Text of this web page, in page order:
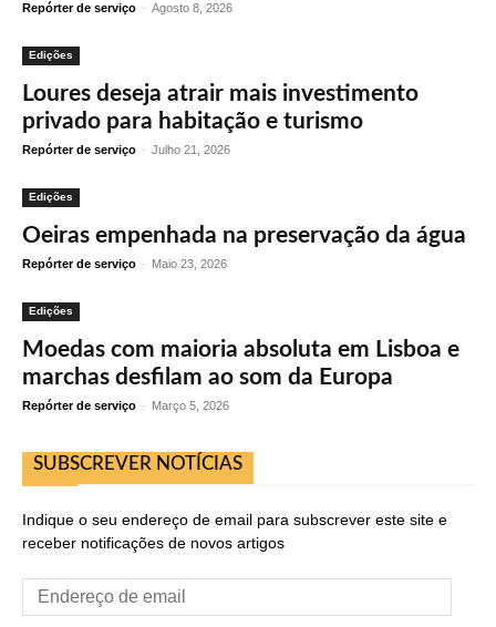
Repórter de serviço - Agosto 8, 2026
Edições
Loures deseja atrair mais investimento
privado para habitação e turismo
Repórter de serviço - Julho 21, 2026
Edições
Oeiras empenhada na preservação da água
Repórter de serviço - Maio 23, 2026
Edições
Moedas com maioria absoluta em Lisboa e
marchas desfilam ao som da Europa
Repórter de serviço - Março 5, 2026
SUBSCREVER NOTÍCIAS
Indique o seu endereço de email para subscrever este site e
receber notificações de novos artigos
Endereço
de